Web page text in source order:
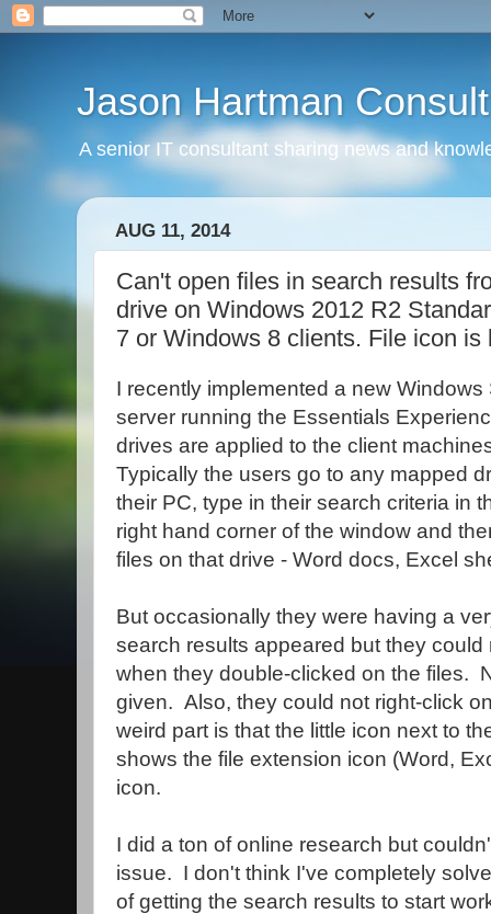
Jason Hartman
A senior IT consultant sharing news and
AUG 11, 2014
Can't open files in search results
drive on Windows 2012 R2
7 or Windows 8 clients. File icon is
I recently implemented a new
server running the Essentials
drives are applied to the client
Typically the users go to any mapped
their PC, type in their search criteria in
right hand corner of the window and
files on that drive - Word docs, Excel
But occasionally they were having a
search results appeared but they
when they double-clicked on the files.
given. Also, they could not right-click
weird part is that the little icon next to
shows the file extension icon (Word,
icon.
I did a ton of online research but
issue. I don't think I've completely
of getting the search results to start